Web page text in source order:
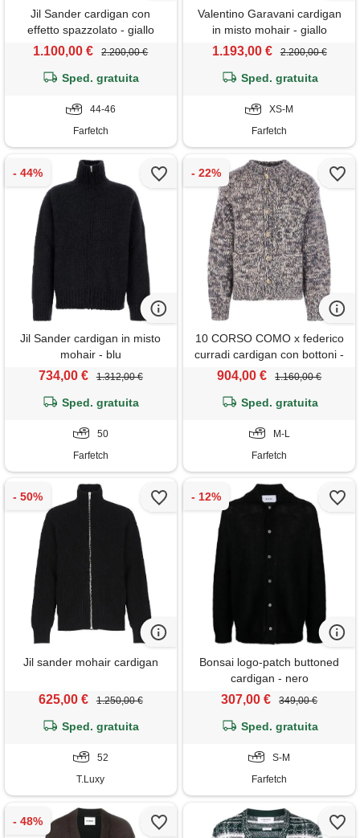
Jil Sander cardigan con
effetto spazzolato - giallo
1.100,00 € 2.200,00 €
Sped. gratuita
44-46
Farfetch
Valentino Garavani cardigan
in misto mohair - giallo
1.193,00 € 2.200,00 €
Sped. gratuita
XS-M
Farfetch
Jil Sander cardigan in misto
mohair - blu
734,00 € 1.312,00 €
Sped. gratuita
50
Farfetch
10 CORSO COMO x federico
curradi cardigan con bottoni -
grigio
904,00 € 1.160,00 €
Sped. gratuita
M-L
Farfetch
Jil sander mohair cardigan
625,00 € 1.250,00 €
Sped. gratuita
52
T.Luxy
Bonsai logo-patch buttoned
cardigan - nero
307,00 € 349,00 €
Sped. gratuita
S-M
Farfetch